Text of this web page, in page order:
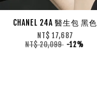
CHANEL 24A 醫生包 黑色
NT$ 17,687
NT$ 20,099 -12%